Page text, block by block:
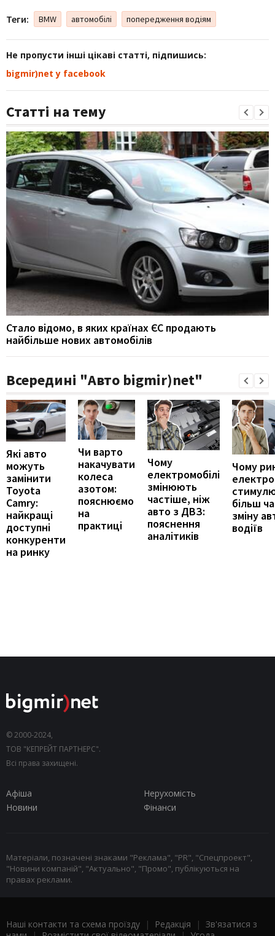
Теги: BMW автомобілі попередження водіям
Не пропусти інші цікаві статті, підпишись:
bigmir)net у facebook
Статті на тему
Стало відомо, в яких країнах ЄС продають
найбільше нових автомобілів
Всередині "Авто bigmir)net"
Які авто
можуть
замінити
Toyota
Camry:
найкращі
доступні
конкуренти
на ринку
Чи варто
накачувати
колеса
азотом:
пояснюємо
на
практиці
Чому
електромобілі
змінюють
частіше, ніж
авто з ДВЗ:
пояснення
аналітиків
Чому
більш
зміну
водіїв
© 2000-2024,
ТОВ "КЕПРЕЙТ ПАРТНЕРС".
Всі права захищені.
Афіша
Нерухомість
Новини
Фінанси
Матеріали, позначені знаками "Реклама", "PR", "Спецпроект",
"Новини компаній", "Актуально", "Промо", публікуються на
правах реклами.
Наші контакти та схема проїзду | Редакція | Зв'язатися з